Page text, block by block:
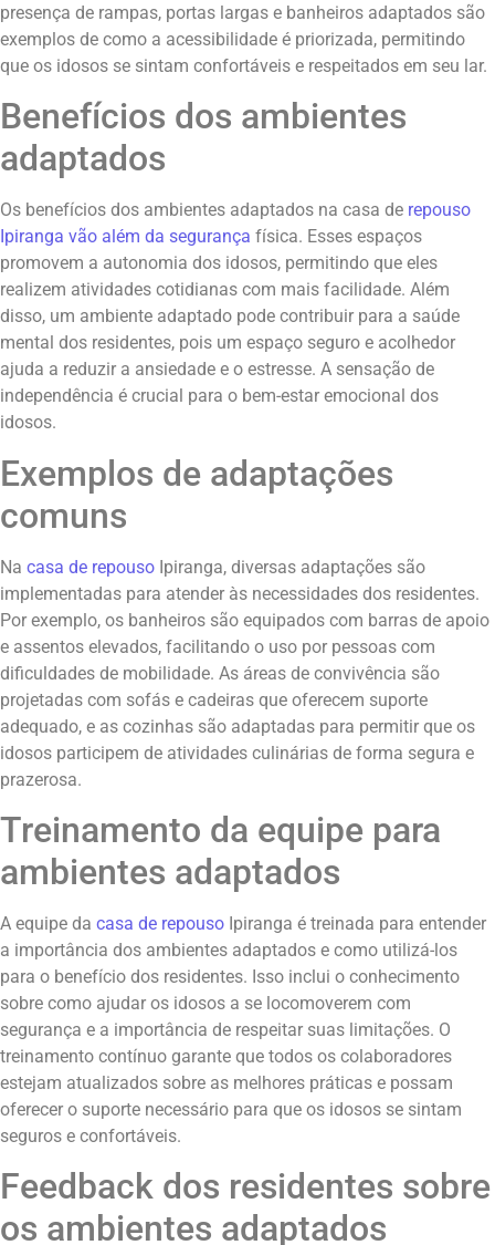
presença de rampas, portas largas e banheiros adaptados são
exemplos de como a acessibilidade é priorizada, permitindo
que os idosos se sintam confortáveis e respeitados em seu lar.
Benefícios dos ambientes
adaptados
Os benefícios dos ambientes adaptados na casa de repouso
Ipiranga vão além da segurança física. Esses espaços
promovem a autonomia dos idosos, permitindo que eles
realizem atividades cotidianas com mais facilidade. Além
disso, um ambiente adaptado pode contribuir para a saúde
mental dos residentes, pois um espaço seguro e acolhedor
ajuda a reduzir a ansiedade e o estresse. A sensação de
independência é crucial para o bem-estar emocional dos
idosos.
Exemplos de adaptações
comuns
Na casa de repouso Ipiranga, diversas adaptações são
implementadas para atender às necessidades dos residentes.
Por exemplo, os banheiros são equipados com barras de apoio
e assentos elevados, facilitando o uso por pessoas com
dificuldades de mobilidade. As áreas de convivência são
projetadas com sofás e cadeiras que oferecem suporte
adequado, e as cozinhas são adaptadas para permitir que os
idosos participem de atividades culinárias de forma segura e
prazerosa.
Treinamento da equipe para
ambientes adaptados
A equipe da casa de repouso Ipiranga é treinada para entender
a importância dos ambientes adaptados e como utilizá-los
para o benefício dos residentes. Isso inclui o conhecimento
sobre como ajudar os idosos a se locomoverem com
segurança e a importância de respeitar suas limitações. O
treinamento contínuo garante que todos os colaboradores
estejam atualizados sobre as melhores práticas e possam
oferecer o suporte necessário para que os idosos se sintam
seguros e confortáveis.
Feedback dos residentes sobre
os ambientes adaptados